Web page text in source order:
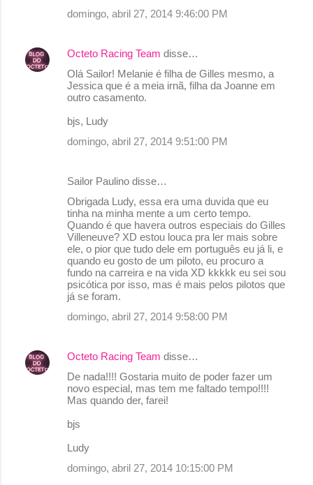
i
o
domingo, abril 27, 2014 9:46:00 PM
Octeto Racing Team disse…
Olá Sailor! Melanie é filha de Gilles mesmo, a
Jessica que é a meia irnã, filha da Joanne em
outro casamento.
bjs, Ludy
domingo, abril 27, 2014 9:51:00 PM
Sailor Paulino disse…
Obrigada Ludy, essa era uma duvida que eu
tinha na minha mente a um certo tempo.
Quando é que havera outros especiais do Gilles
Villeneuve? XD estou louca pra ler mais sobre
ele, o pior que tudo dele em português eu já li, e
quando eu gosto de um piloto, eu procuro a
fundo na carreira e na vida XD kkkkk eu sei sou
psicótica por isso, mas é mais pelos pilotos que
já se foram.
domingo, abril 27, 2014 9:58:00 PM
Octeto Racing Team disse…
De nada!!!! Gostaria muito de poder fazer um
novo especial, mas tem me faltado tempo!!!!
Mas quando der, farei!
bjs
Ludy
domingo, abril 27, 2014 10:15:00 PM